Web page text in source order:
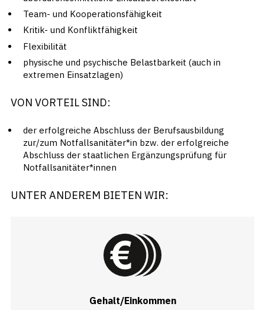
Team- und Kooperationsfähigkeit
Kritik- und Konfliktfähigkeit
Flexibilität
physische und psychische Belastbarkeit (auch in
extremen Einsatzlagen)
VON VORTEIL SIND:
der erfolgreiche Abschluss der Berufsausbildung
zur/zum Notfallsanitäter*in bzw. der erfolgreiche
Abschluss der staatlichen Ergänzungsprüfung für
Notfallsanitäter*innen
UNTER ANDEREM BIETEN WIR:
Gehalt/Einkommen